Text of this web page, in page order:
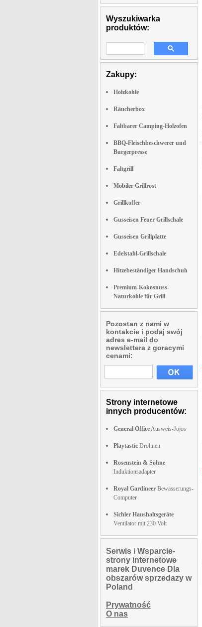
Wyszukiwarka
produktów:
Zakupy:
Holzkohle
Räucherbox
Faltbarer Camping-Holzofen
BBQ-Fleischbeschwerer und
Burgerpresse
Faltgrill
Mobiler Grillrost
Grillkoffer
Gusseisen Feuer Grillschale
Gusseisen Grillplatte
Edelstahl-Grillschale
Hitzebeständiger Handschuh
Premium-Kokosnuss-
Naturkohle für Grill
Pozostan z nami w
kontakcie i podaj swój
adres e-mail do
newslettera z goracymi
cenami:
Strony internetowe
innych producentów:
General OfficeAusweis-Jojos
Playtastic Drohnen
Rosenstein & Söhne
Induktionsadapter
Royal Gardineer Bewässerungs-
Computer
Sichler Haushaltsgeräte
Ventilator mit 230 Volt
Serwis i Wsparcie-
strony internetowe
marek Duvence Dla
obszarów sprzedazy w
Poland
Prywatność
O nas